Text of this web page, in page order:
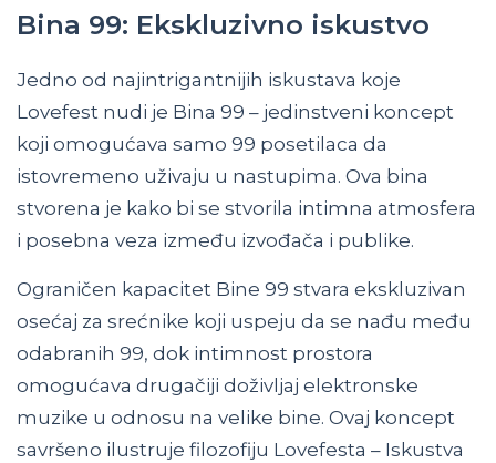
Bina 99: Ekskluzivno iskustvo
Jedno od najintrigantnijih iskustava koje
Lovefest nudi je Bina 99 – jedinstveni koncept
koji omogućava samo 99 posetilaca da
istovremeno uživaju u nastupima. Ova bina
stvorena je kako bi se stvorila intimna atmosfera
i posebna veza između izvođača i publike.
Ograničen kapacitet Bine 99 stvara ekskluzivan
osećaj za srećnike koji uspeju da se nađu među
odabranih 99, dok intimnost prostora
omogućava drugačiji doživljaj elektronske
muzike u odnosu na velike bine. Ovaj koncept
savršeno ilustruje filozofiju Lovefesta – Iskustva